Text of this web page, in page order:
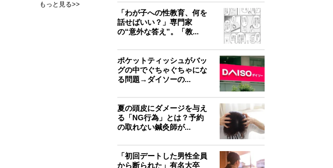
もっと見る>>
「わが子への性教育、何を
話せばいい？」専門家
の“意外な答え”。「教...
ポケットティッシュがバッ
グの中でぐちゃぐちゃにな
る問題→ダイソーの...
夏の頭皮にダメージを与え
る「NG行為」とは？予約
の取れない鍼灸師が...
「初回デートした男性全員
から断られた」有名大卒